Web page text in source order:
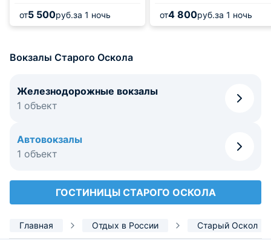
от5 500руб.за 1 ночь от4 800руб.за 1 ночь
Вокзалы Старого Оскола
Железнодорожные вокзалы
1 объект
Автовокзалы
1 объект
ГОСТИНИЦЫ СТАРОГО ОСКОЛА
Главная Отдых в России Старый Оскол